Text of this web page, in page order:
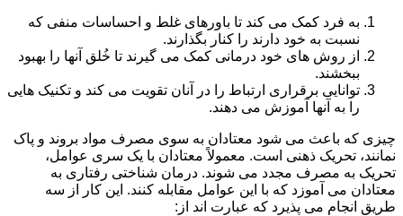
به فرد کمک می کند تا باورهای غلط و احساسات منفی که
نسبت به خود دارند را کنار بگذارند.
از روش های خود درمانی کمک می گیرند تا خُلق آنها را بهبود
ببخشند.
توانایی برقراری ارتباط را در آنان تقویت می کند و تکنیک هایی
را به آنها آموزش می دهند.
چیزی که باعث می شود معتادان به سوی مصرف مواد بروند و پاک
نمانند، تحریک ذهنی است. معمولاً معتادان با یک سری عوامل،
تحریک به مصرف مجدد می شوند. درمان شناختی رفتاری به
معتادان می آموزد که با این عوامل مقابله کنند. این کار از سه
طریق انجام می پذیرد که عبارت اند از: